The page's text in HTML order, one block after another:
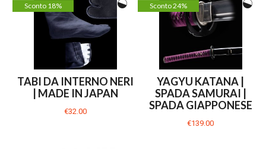
Sconto 18%
TABI DA INTERNO NERI
| MADE IN JAPAN
€32.00
Sconto 24%
YAGYU KATANA |
SPADA SAMURAI |
SPADA GIAPPONESE
€139.00